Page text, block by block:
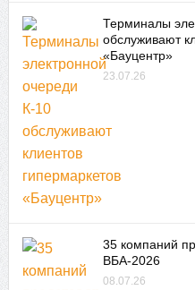
Терминалы
обслуживают
«Бауцентр»
23.07.26
35 компаний
ВБА-2026
08.07.26